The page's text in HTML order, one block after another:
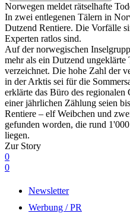
Norwegen meldet rätselhafte
In zwei entlegenen Tälern in
Dutzend Rentiere. Die Vorfälle
Experten ratlos sind.
Auf der norwegischen
mehr als ein Dutzend ungeklärte
verzeichnet. Die hohe Zahl der
in der Arktis sei für die
erklärte das Büro des
einer jährlichen Zählung seien
Rentiere – elf Weibchen und
gefunden worden, die rund
liegen.
Zur Story
0
0
Newsletter
Werbung / PR